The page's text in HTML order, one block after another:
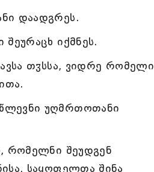
დაადგრეს.
იქმნეს.
თჳსსა, ვიდრე რომელი
უღმრთოთანი
რომელნი შეუდგენ
საყოფელთა შინა